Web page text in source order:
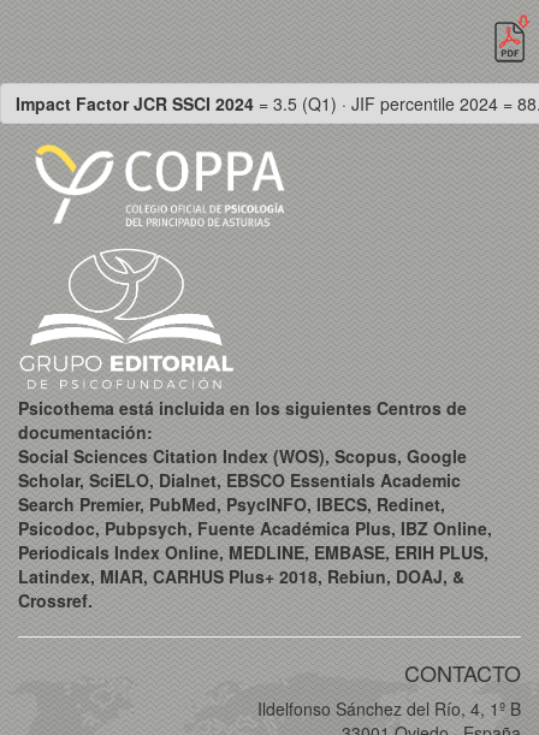
Impact Factor JCR SSCI 2024 = 3.5 (Q1) · JIF percentile 2024 =
Psicothema está incluida en los siguientes Centros de
documentación:
Social Sciences Citation Index (WOS), Scopus, Google
Scholar, SciELO, Dialnet, EBSCO Essentials Academic
Search Premier, PubMed, PsycINFO, IBECS, Redinet,
Psicodoc, Pubpsych, Fuente Académica Plus, IBZ Online,
Periodicals Index Online, MEDLINE, EMBASE, ERIH PLUS,
Latindex, MIAR, CARHUS Plus+ 2018, Rebiun, DOAJ, &
Crossref.
CONTACTO
Ildelfonso Sánchez del Río, 4, 1º B